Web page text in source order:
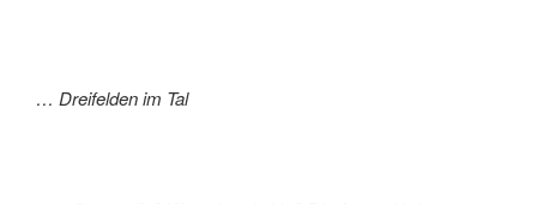
… Dreifelden im Tal